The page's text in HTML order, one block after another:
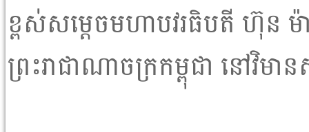
ខ្ពស់សម្តេចមហាបវរធិបតី ហ៊ុន ម៉
ព្រះរាជាណាចក្រកម្ពុជា នៅវិមា